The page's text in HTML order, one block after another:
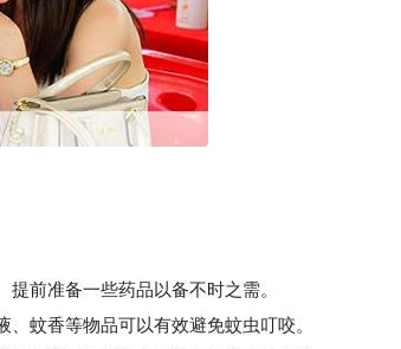
前准备一些药品以备不时之需。
蚊香等物品可以有效避免蚊虫叮咬。